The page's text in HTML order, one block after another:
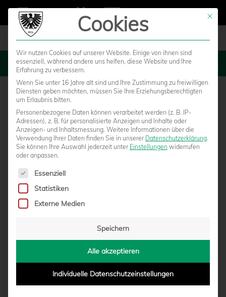
MENU
BIG POINTS IM HEIMSPIEL GEGEN DEN
vonMarcel Weskamp|31.05.2020 - 18:20
Mit
Cookies
Wir nutzen Cookies auf unserer Website. Einige von ihnen sind
essenziell, während andere uns helfen, diese Website und Ihre
Erfahrung zu verbessern.
Wenn Sie unter 16 Jahre alt sind und Ihre Zustimmung zu freiwilligen
Diensten geben möchten, müssen Sie Ihre Erziehungsberechtigten
um Erlaubnis bitten.
Personenbezogene Daten können verarbeitet werden (z. B. IP-
Adressen), z. B. für personalisierte Anzeigen und Inhalte oder
Anzeigen- und Inhaltsmessung. Weitere Informationen über die
Verwendung Ihrer Daten finden Sie in unserer Datenschutzerklärung.
Sie können Ihre Auswahl jederzeit unter Einstellungen widerrufen
oder anpassen.
Es folgt eine Liste der Service-Gruppen, für die eine
Essenziell
Statistiken
Externe Medien
Speichern
Alle akzeptieren
Individuelle Datenschutzeinstellungen